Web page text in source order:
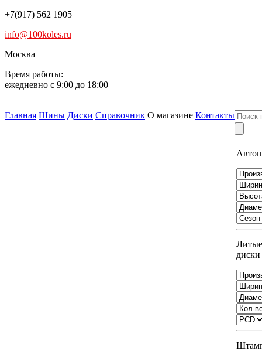
+7(917) 562 1905
info@100koles.ru
Москва
Время работы:
ежедневно с 9:00 до 18:00
Главная Шины Диски Справочник О магазине Контакты
Литые
диски